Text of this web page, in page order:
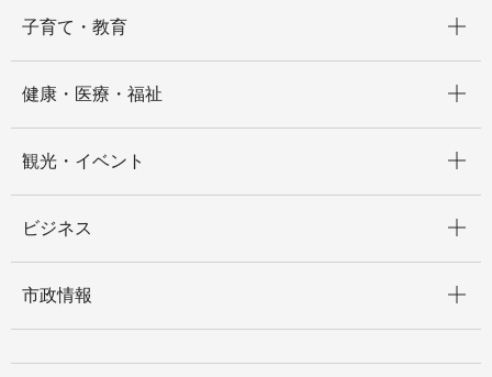
子育て・教育
健康・医療・福祉
観光・イベント
ビジネス
市政情報